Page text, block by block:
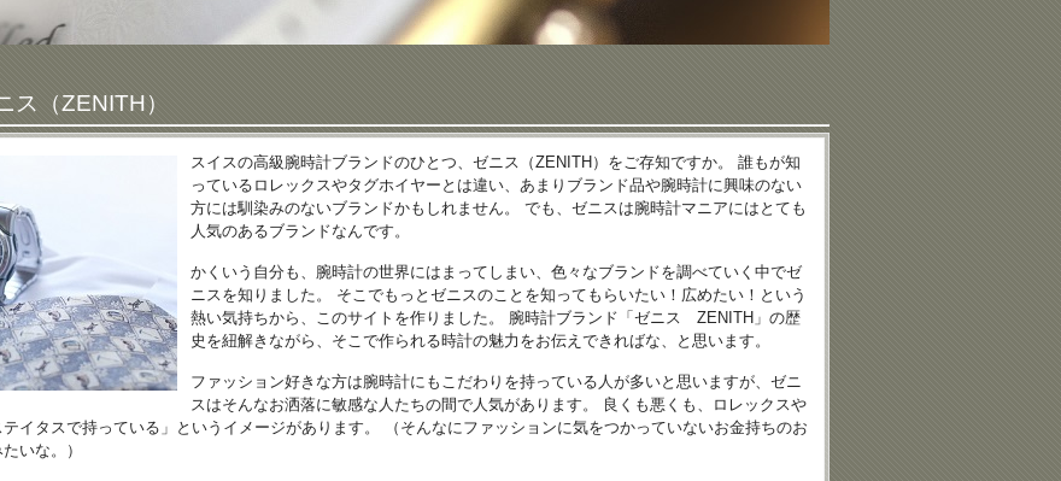
ス（ZENITH）
スイスの高級腕時計ブランドのひとつ、ゼニス（ZENITH）をご存知ですか。 誰もが知
っているロレックスやタグホイヤーとは違い、あまりブランド品や腕時計に興味のない
方には馴染みのないブランドかもしれません。 でも、ゼニスは腕時計マニアにはとても
人気のあるブランドなんです。
かくいう自分も、腕時計の世界にはまってしまい、色々なブランドを調べていく中でゼ
ニスを知りました。 そこでもっとゼニスのことを知ってもらいたい！広めたい！という
熱い気持ちから、このサイトを作りました。 腕時計ブランド「ゼニス ZENITH」の歴
史を紐解きながら、そこで作られる時計の魅力をお伝えできればな、と思います。
ファッション好きな方は腕時計にもこだわりを持っている人が多いと思いますが、ゼニ
スはそんなお洒落に敏感な人たちの間で人気があります。 良くも悪くも、ロレックスや
イタスで持っている」というイメージがあります。 （そんなにファッションに気をつかっていないお金持ちのお
いな。）